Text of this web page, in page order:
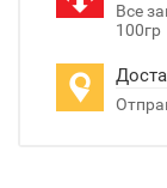
Все
100гр